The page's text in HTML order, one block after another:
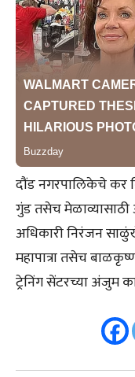
दौंड नगरपालिकेचे कर
गुंड तसेच
अधिकारी निरंजन
महापात्रा तसेच
ट्रेनिंग सेंटरच्या अंजुम